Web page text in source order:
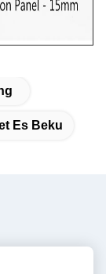
Es Beku